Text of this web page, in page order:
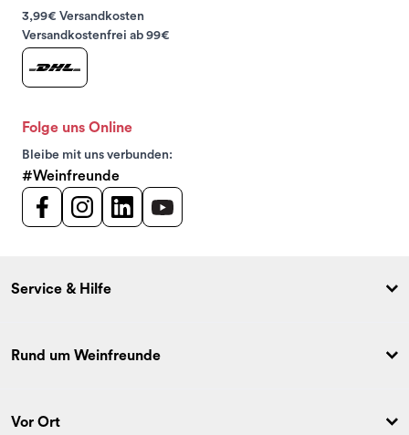
3,99€ Versandkosten
Versandkostenfrei ab 99€
Folge uns Online
Bleibe mit uns verbunden:
#Weinfreunde
Service & Hilfe
Rund um Weinfreunde
Vor Ort